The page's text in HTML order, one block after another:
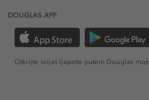
DOUGLAS APP
Otkrijte svijet ljepote putem Douglas